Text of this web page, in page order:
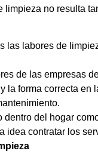
no resulta
las labores de
de las empresas
la forma correcta
dentro del hogar
contratar los